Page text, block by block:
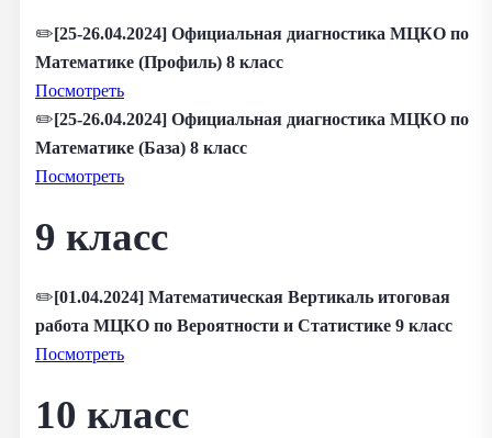
✏️[25-26.04.2024] Официальная диагностика МЦКО по
Математике (Профиль) 8 класс
Посмотреть
✏️[25-26.04.2024] Официальная диагностика МЦКО по
Математике (База) 8 класс
Посмотреть
9 класс
✏️[01.04.2024] Математическая Вертикаль итоговая
работа МЦКО по Вероятности и Статистике 9 класс
Посмотреть
10 класс